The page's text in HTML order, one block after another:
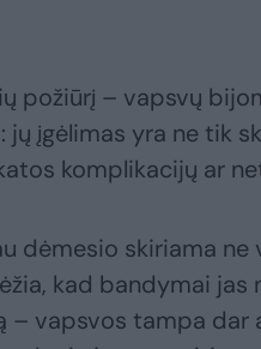
požiūrį – vapsvų
įgėlimas yra ne tik
komplikacijų ar
dėmesio skiriama ne
kad bandymai jas
vapsvos tampa dar